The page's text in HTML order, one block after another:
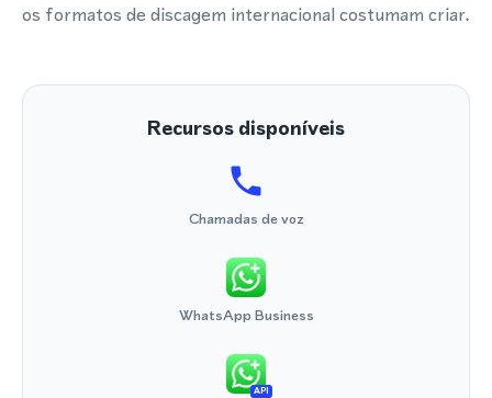
os formatos de discagem internacional costumam criar.
Recursos disponíveis
Chamadas de voz
WhatsApp Business
API